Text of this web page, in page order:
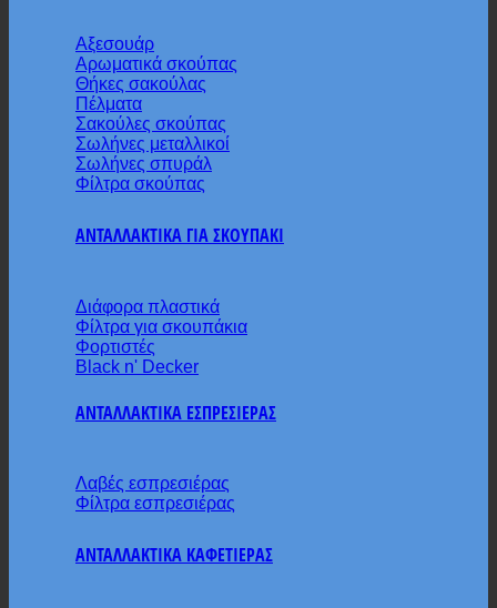
Αξεσουάρ
Αρωματικά σκούπας
Θήκες σακούλας
Πέλματα
Σακούλες σκούπας
Σωλήνες μεταλλικοί
Σωλήνες σπυράλ
Φίλτρα σκούπας
ΑΝΤΑΛΛΑΚΤΙΚΑ ΓΙΑ ΣΚΟΥΠΑΚΙ
Διάφορα πλαστικά
Φίλτρα για σκουπάκια
Φορτιστές
Black n' Decker
ΑΝΤΑΛΛΑΚΤΙΚΑ ΕΣΠΡΕΣΙΕΡΑΣ
Λαβές εσπρεσιέρας
Φίλτρα εσπρεσιέρας
ΑΝΤΑΛΛΑΚΤΙΚΑ ΚΑΦΕΤΙΕΡΑΣ